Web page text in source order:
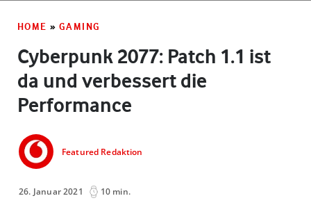
HOME » GAMING
Cyberpunk 2077: Patch 1.1 ist
da und verbessert die
Performance
Featured Redaktion
26. Januar 2021 10 min.